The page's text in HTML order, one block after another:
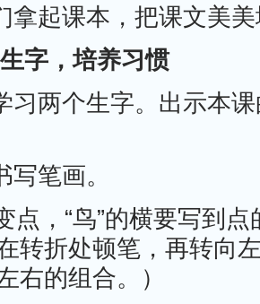
拿起课本，把课文美
字，培养习惯
习两个生字。出示本
写笔画。
点，“鸟”的横要写到
转折处顿笔，再转向
右的组合。）